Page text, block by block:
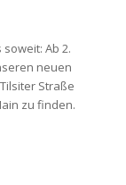
Ab 2.
neuen
Straße
zu finden.